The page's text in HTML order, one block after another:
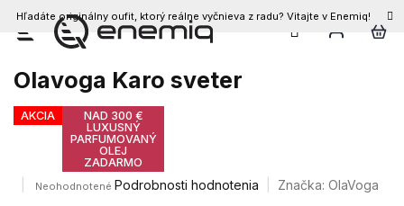
Prejsť
obsah
Hľadáte originálny oufit, ktorý reálne vyčnieva z radu? Vitajte v Enemiq!
Olavoga Karo sveter
AKCIA
NAD 300 €
LUXUSNÝ
PARFUMOVANÝ
OLEJ
ZADARMO
Priemerné
Neohodnotené Podrobnosti hodnotenia Značka: OlaVoga